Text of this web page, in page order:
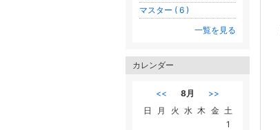
マスター ( 6 )
一覧を見る
カレンダー
<< 8月
>>
日
月 火 水 木 金 土
1